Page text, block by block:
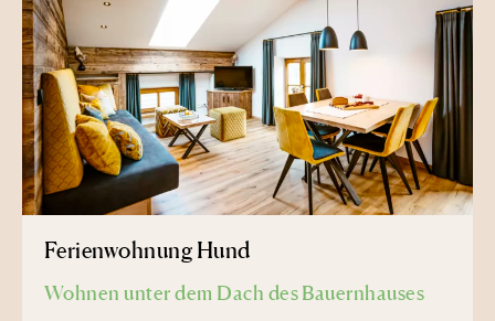
Ferienwohnung Hund
Wohnen unter dem Dach des Bauernhauses